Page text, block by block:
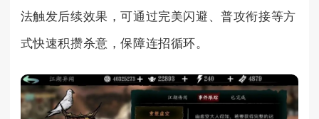
法触发后续效果，可通过完美闪避、普攻衔接等方
式快速积攒杀意，保障连招循环。